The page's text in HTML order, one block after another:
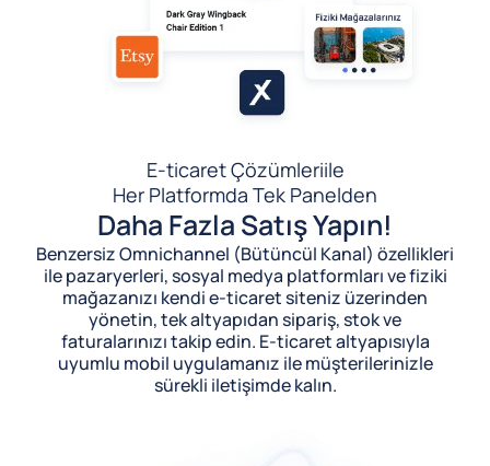
E-ticaret Çözümleriile
Her Platformda Tek Panelden
Daha Fazla Satış Yapın!
Benzersiz Omnichannel (Bütüncül Kanal) özellikleri
ile pazaryerleri, sosyal medya platformları ve fiziki
mağazanızı kendi e-ticaret siteniz üzerinden
yönetin, tek altyapıdan sipariş, stok ve
faturalarınızı takip edin. E-ticaret altyapısıyla
uyumlu mobil uygulamanız ile müşterilerinizle
sürekli iletişimde kalın.